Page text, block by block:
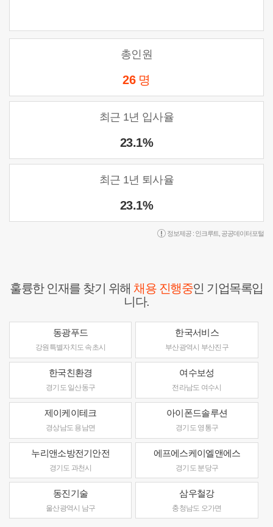
총인원
26 명
최근 1년 입사율
23.1%
최근 1년 퇴사율
23.1%
정보제공 : 인크루트 공공데이터포털
훌륭한 인재를 찾기 위해채용 진행중인 기업목록입
니다.
동광푸드
강원특별자치도 속초시
한국서비스
부산광역시 부산진구
한국친환경
경기도 일산동구
여수보성
전라남도 여수시
제이케이테크
경상남도 용남면
아이폰드솔루션
경기도 영통구
누리앤소방전기안전
경기도 과천시
에프에스케이엘앤에스
경기도 분당구
동진기술
울산광역시 남구
삼우철강
충청남도 오가면